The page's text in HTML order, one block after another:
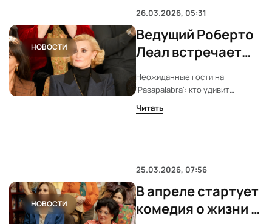
НОВОСТИ
26.03.2026, 05:31
Ведущий Роберто
Леал встречает
новых участников
шоу
Неожиданные гости на
'Pasapalabra': кто удивит
зрителей на этой неделе. В
Pasapalabra на этой неделе
семьи, известный комик, актриса
участие может изменить ход
игры и привлечь внимание к шоу.
Читать
НОВОСТИ
25.03.2026, 07:56
В апреле стартует
комедия о жизни в